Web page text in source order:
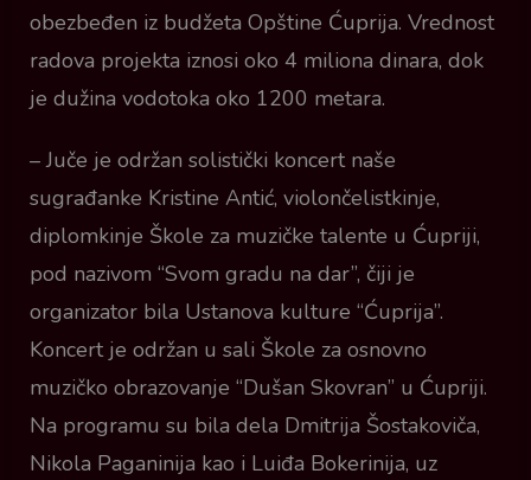
obezbeđen iz budžeta Opštine Ćuprija. Vrednost
radova projekta iznosi oko 4 miliona dinara, dok
je dužina vodotoka oko 1200 metara.
– Juče je održan solistički koncert naše
sugrađanke Kristine Antić, violončelistkinje,
diplomkinje Škole za muzičke talente u Ćupriji,
pod nazivom “Svom gradu na dar”, čiji je
organizator bila Ustanova kulture “Ćuprija”.
Koncert je održan u sali Škole za osnovno
muzičko obrazovanje “Dušan Skovran” u Ćupriji.
Na programu su bila dela Dmitrija Šostakoviča,
Nikola Paganinija kao i Luiđa Bokerinija, uz